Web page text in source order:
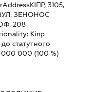
КІПР, 3105,
ЗЕНОНОС
208
Кіпр
статутного
000 000 (100 %)